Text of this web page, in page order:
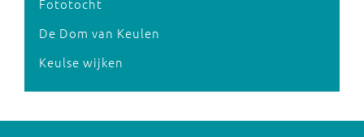
Fototocht
De Dom van Keulen
Keulse wijken